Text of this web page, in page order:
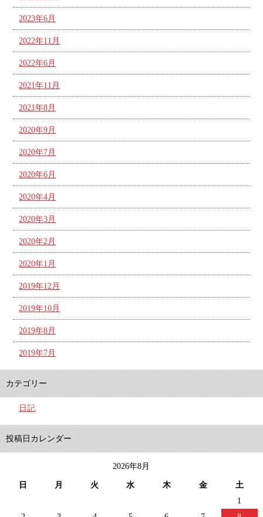
2023年6月
2022年11月
2022年6月
2021年11月
2021年8月
2020年9月
2020年7月
2020年6月
2020年4月
2020年3月
2020年2月
2020年1月
2019年12月
2019年10月
2019年8月
2019年7月
カテゴリー
日記
投稿日カレンダー
2026年8月
日 月 火 水 木 金
土
1